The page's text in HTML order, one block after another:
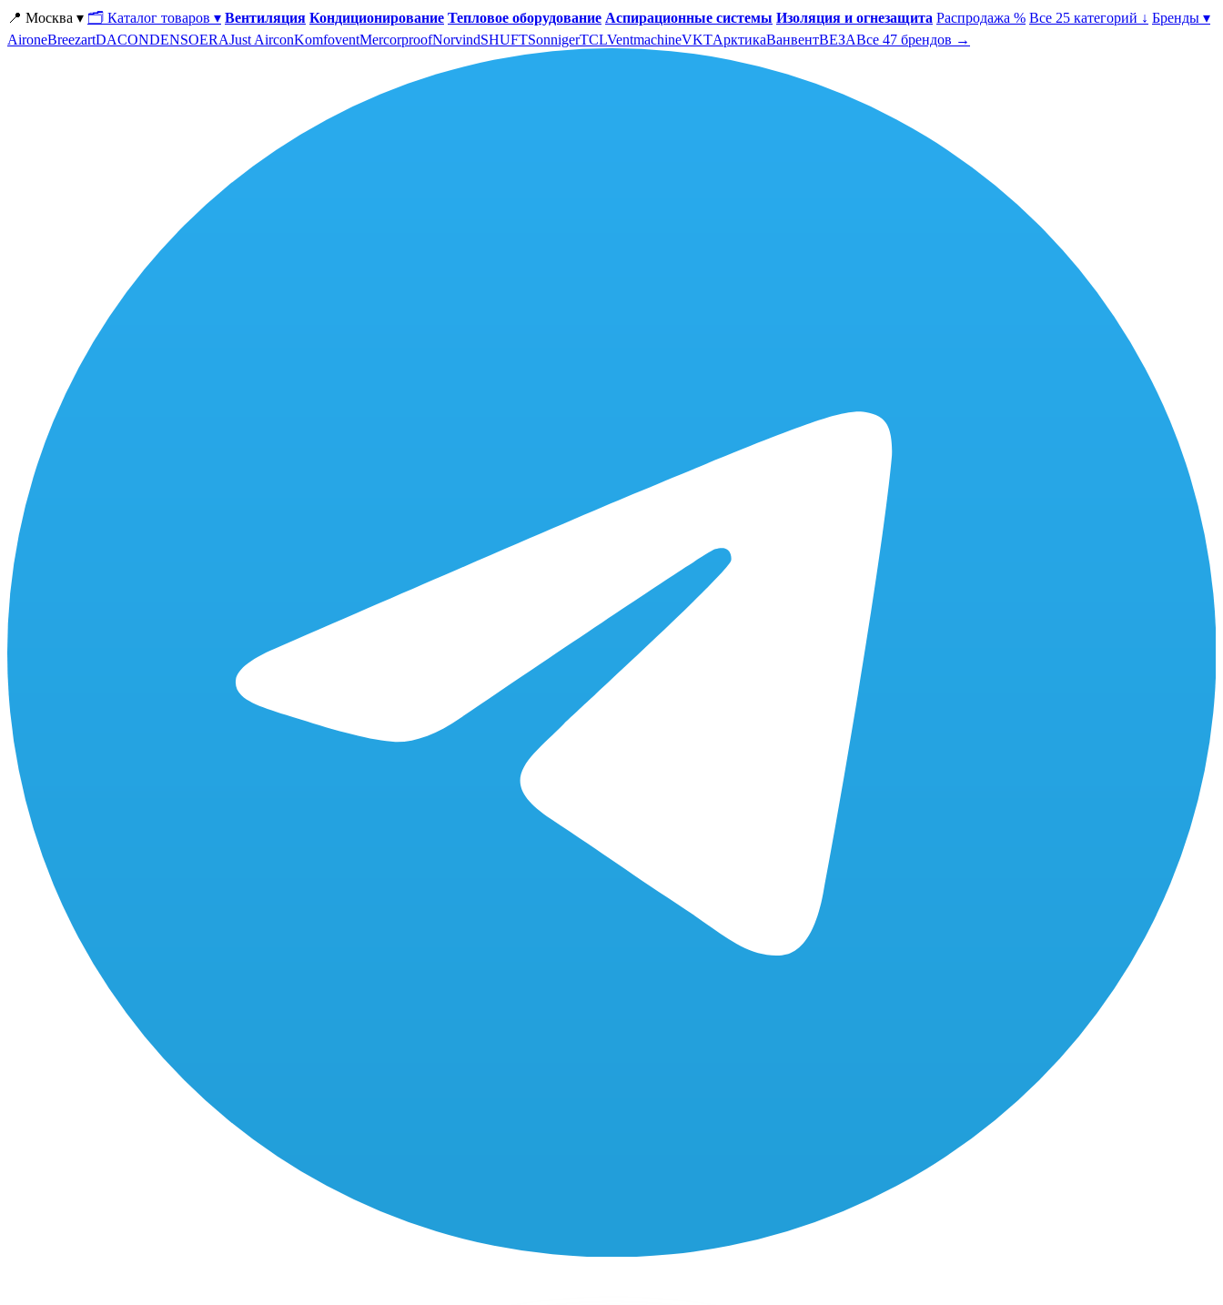
📍 Москва ▾ 🗂 Каталог товаров ▾ Вентиляция Кондиционирование Тепловое оборудование Аспирационные системы Изоляция и огнезащита Распродажа % Все 25 категорий ↓ Бренды ▾
AironeBreezartDACONDENSOERAJust AirconKomfoventMercorproofNorvindSHUFTSonnigerTCLVentmachineVKTАрктикаВанвентВЕЗАВсе 47 брендов →